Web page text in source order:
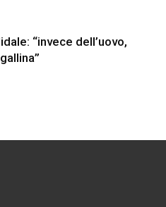
“invece dell’uovo,